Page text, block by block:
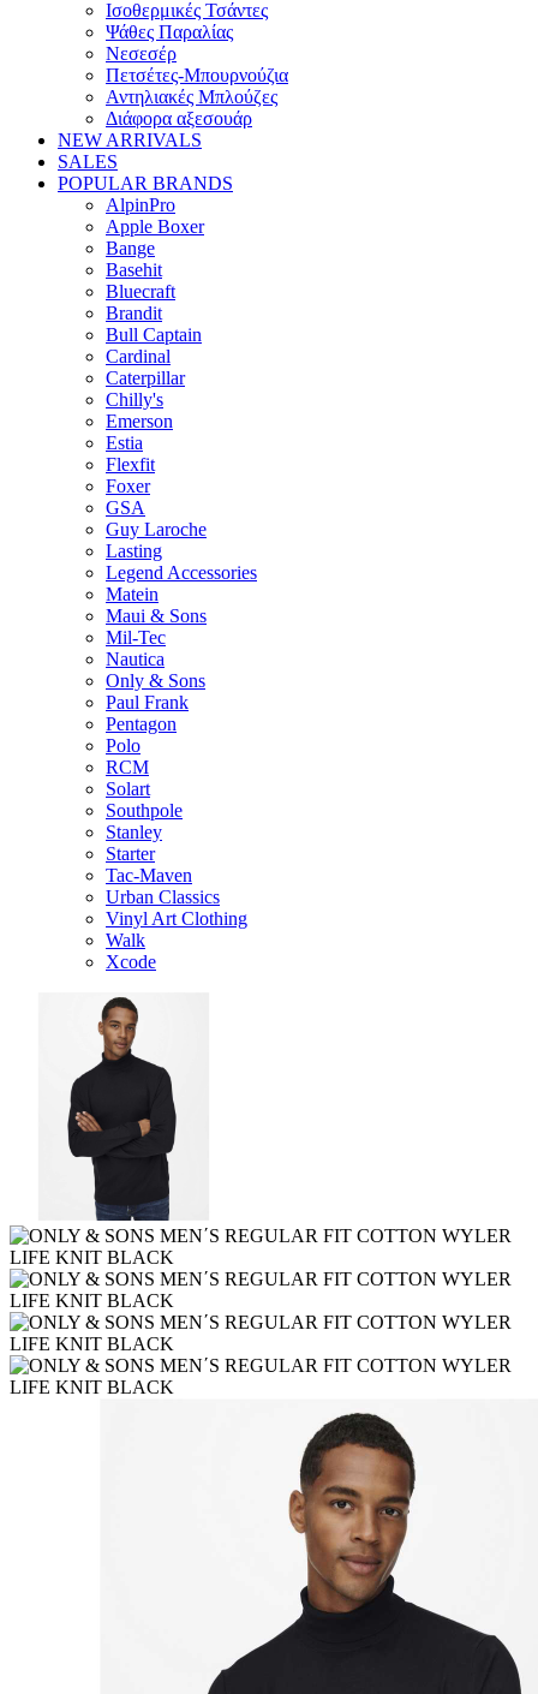
Ισοθερμικές Τσάντες
Ψάθες Παραλίας
Νεσεσέρ
Πετσέτες-Μπουρνούζια
Αντηλιακές Μπλούζες
Διάφορα αξεσουάρ
NEW ARRIVALS
SALES
POPULAR BRANDS
AlpinPro
Apple Boxer
Bange
Basehit
Bluecraft
Brandit
Bull Captain
Cardinal
Caterpillar
Chilly's
Emerson
Estia
Flexfit
Foxer
GSA
Guy Laroche
Lasting
Legend Accessories
Matein
Maui & Sons
Mil-Tec
Nautica
Only & Sons
Paul Frank
Pentagon
Polo
RCM
Solart
Southpole
Stanley
Starter
Tac-Maven
Urban Classics
Vinyl Art Clothing
Walk
Xcode